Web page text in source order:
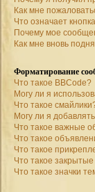
Как мне
Что означает
Почему мое
Как мне вновь
Форматирование
Что такое BBCode?
Могу ли я
Что такое
Могу ли я
Что такое важные
Что такое
Что такое
Что такое
Что такое значки